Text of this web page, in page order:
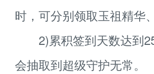
时，可分别领取玉祖精华
2)累积签到天数达到
会抽取到超级守护无常。